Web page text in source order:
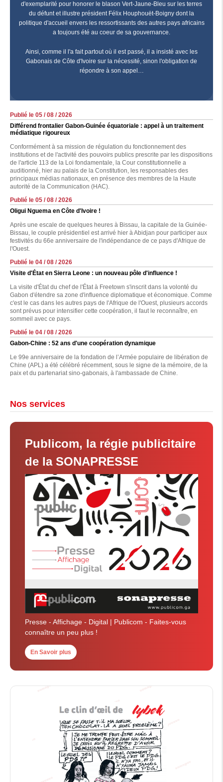
d'exemplarité pour honorer le blason Vert-Jaune-Bleu sur les terres
du défunt et illustre président Félix Houphouët-Boigny dont la
politique d'accueil envers les ressortissants des autres pays africains
a toujours été au coeur de sa gouvernance.
Ainsi, comme il l'a fait partout où il est passé, il a insisté avec les
Gabonais de Côte d'Ivoire sur la nécessité, sinon l'obligation de
répondre à son appel…
Publié le 05 / 08 / 2026
Différend frontalier Gabon-Guinée équatoriale : appel à un traitement
médiatique rigoureux
Conformément à sa mission de régulation du fonctionnement des
institutions et de l'activité des pouvoirs publics prescrite par les dispositions
de l'article 113 de la Loi fondamentale, la Cour constitutionnelle a
auditionné, hier au palais de la Constitution, les responsables des
principaux médias nationaux, en présence des membres de la Haute
autorité de la Communication (HAC).
Publié le 05 / 08 / 2026
Oligui Nguema en Côte d'Ivoire !
Après une escale de quelques heures à Bissau, la capitale de la Guinée-
Bissau, le couple présidentiel est arrivé hier à Abidjan pour participer aux
festivités du 66e anniversaire de l'indépendance de ce pays d'Afrique de
l'Ouest.
Publié le 04 / 08 / 2026
Visite d'État en Sierra Leone : un nouveau pôle d'influence !
La visite d'État du chef de l'État à Freetown s'inscrit dans la volonté du
Gabon d'étendre sa zone d'influence diplomatique et économique. Comme
c'est le cas dans les autres pays de l'Afrique de l'Ouest, plusieurs accords
sont prévus pour intensifier cette coopération, il faut le reconnaître, en
sommeil avec ce pays.
Publié le 04 / 08 / 2026
Gabon-Chine : 52 ans d'une coopération dynamique
Le 99e anniversaire de la fondation de l’Armée populaire de libération de
Chine (APL) a été célébré récemment, sous le signe de la mémoire, de la
paix et du partenariat sino-gabonais, à l'ambassade de Chine.
Nos services
Publicom, la régie publicitaire
de la SONAPRESSE
Presse - Affichage - Digital | Publicom - Faites-vous
connaître un peu plus !
En Savoir plus